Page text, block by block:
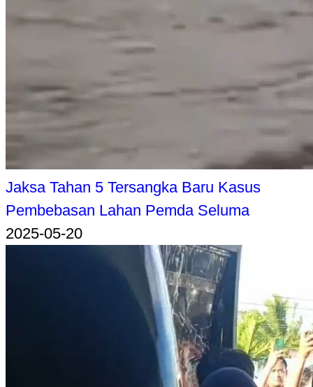
Jaksa Tahan 5 Tersangka Baru Kasus
Pembebasan Lahan Pemda Seluma
2025-05-20